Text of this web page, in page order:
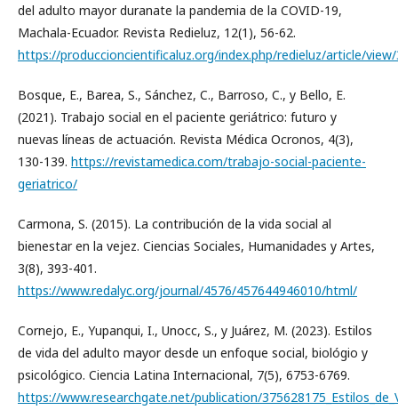
del adulto mayor duranate la pandemia de la COVID-19,
Machala-Ecuador. Revista Redieluz, 12(1), 56-62.
https://produccioncientificaluz.org/index.php/redieluz/article/
Bosque, E., Barea, S., Sánchez, C., Barroso, C., y Bello, E.
(2021). Trabajo social en el paciente geriátrico: futuro y
nuevas líneas de actuación. Revista Médica Ocronos, 4(3),
130-139. https://revistamedica.com/trabajo-social-paciente-
geriatrico/
Carmona, S. (2015). La contribución de la vida social al
bienestar en la vejez. Ciencias Sociales, Humanidades y Artes,
3(8), 393-401.
https://www.redalyc.org/journal/4576/457644946010/html/
Cornejo, E., Yupanqui, I., Unocc, S., y Juárez, M. (2023). Estilos
de vida del adulto mayor desde un enfoque social, biológio y
psicológico. Ciencia Latina Internacional, 7(5), 6753-6769.
https://www.researchgate.net/publication/